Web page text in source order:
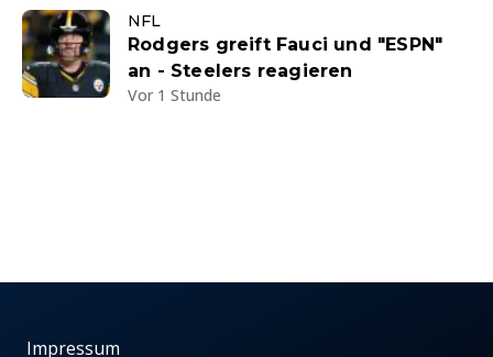
NFL
Rodgers greift Fauci und "ESPN"
an - Steelers reagieren
Vor 1 Stunde
Impressum